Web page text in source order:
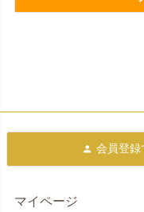
会員登録
マイページ